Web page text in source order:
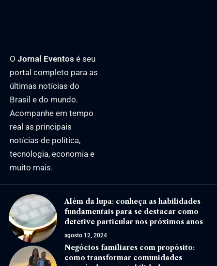
O Jornal Eventos é seu
portal completo para as
últimas notícias do
Brasil e do mundo.
Acompanhe em tempo
real as principais
notícias de política,
tecnologia, economia e
muito mais.
Além da lupa: conheça as habilidades
fundamentais para se destacar como
detetive particular nos próximos anos
agosto 12, 2024
Negócios familiares com propósito:
como transformar comunidades